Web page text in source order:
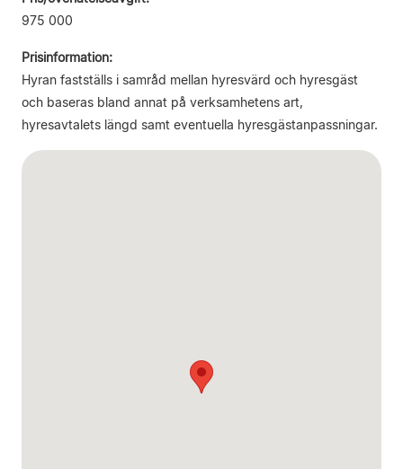
975 000
Prisinformation:
Hyran fastställs i samråd mellan hyresvärd och hyresgäst
och baseras bland annat på verksamhetens art,
hyresavtalets längd samt eventuella hyresgästanpassningar.